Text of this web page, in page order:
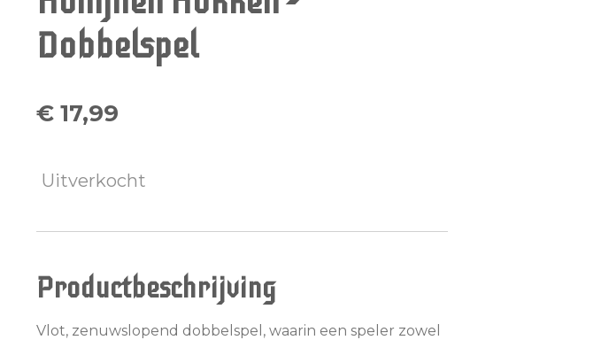
Dobbelspel
€ 17,99
Uitverkocht
Productbeschrijving
Vlot, zenuwslopend dobbelspel, waarin een speler zowel